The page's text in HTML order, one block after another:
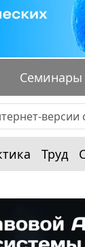
Семинары
Труд